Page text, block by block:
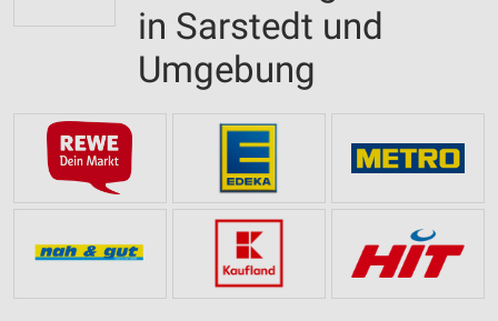
in Sarstedt und
Umgebung